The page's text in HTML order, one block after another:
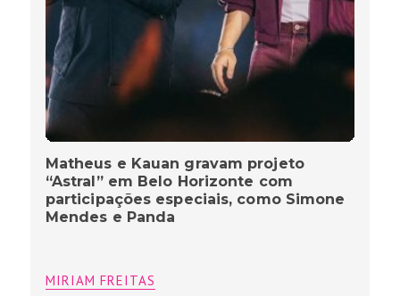
Matheus e Kauan gravam projeto
“Astral” em Belo Horizonte com
participações especiais, como Simone
Mendes e Panda
MIRIAM FREITAS